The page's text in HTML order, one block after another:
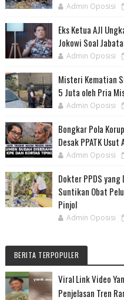
Admin Oposisi
Eks Ketua AJI
Jokowi Soal
Admin Oposisi
Misteri Kematian
5 Juta oleh Pria
Admin Oposisi
Bongkar Pola
Desak PPATK
Admin Oposisi
Dokter PPDS
Suntikan Obat
Pinjol
Admin Oposisi
BERITA TERPOPULER
Viral Link Video
Penjelasan Tren